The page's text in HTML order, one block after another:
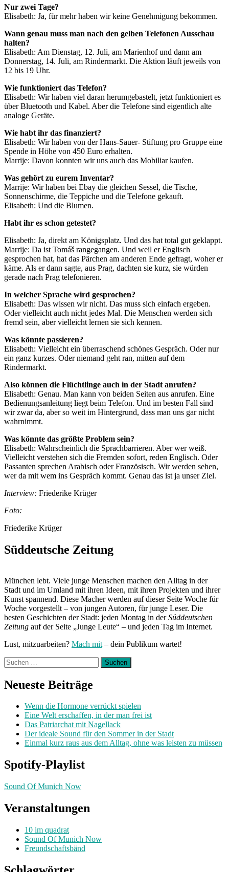
Nur zwei Tage?
Elisabeth: Ja, für mehr haben wir keine Genehmigung bekommen.
Wann genau muss man nach den gelben Telefonen Ausschau
halten?
Elisabeth: Am Dienstag, 12. Juli, am Marienhof und dann am
Donnerstag, 14. Juli, am Rindermarkt. Die Aktion läuft jeweils von
12 bis 19 Uhr.
Wie funktioniert das Telefon?
Elisabeth: Wir haben viel daran herumgebastelt, jetzt funktioniert es
über Bluetooth und Kabel. Aber die Telefone sind eigentlich alte
analoge Geräte.
Wie habt ihr das finanziert?
Elisabeth: Wir haben von der Hans-Sauer- Stiftung pro Gruppe eine
Spende in Höhe von 450 Euro erhalten.
Marrije: Davon konnten wir uns auch das Mobiliar kaufen.
Was gehört zu eurem Inventar?
Marrije: Wir haben bei Ebay die gleichen Sessel, die Tische,
Sonnenschirme, die Teppiche und die Telefone gekauft.
Elisabeth: Und die Blumen.
Habt ihr es schon getestet?
Elisabeth: Ja, direkt am Königsplatz. Und das hat total gut geklappt.
Marrije: Da ist Tomáš rangegangen. Und weil er Englisch
gesprochen hat, hat das Pärchen am anderen Ende gefragt, woher er
käme. Als er dann sagte, aus Prag, dachten sie kurz, sie würden
gerade nach Prag telefonieren.
In welcher Sprache wird gesprochen?
Elisabeth: Das wissen wir nicht. Das muss sich einfach ergeben.
Oder vielleicht auch nicht jedes Mal. Die Menschen werden sich
fremd sein, aber vielleicht lernen sie sich kennen.
Was könnte passieren?
Elisabeth: Vielleicht ein überraschend schönes Gespräch. Oder nur
ein ganz kurzes. Oder niemand geht ran, mitten auf dem
Rindermarkt.
Also können die Flüchtlinge auch in der Stadt anrufen?
Elisabeth: Genau. Man kann von beiden Seiten aus anrufen. Eine
Bedienungsanleitung liegt beim Telefon. Und im besten Fall sind
wir zwar da, aber so weit im Hintergrund, dass man uns gar nicht
wahrnimmt.
Was könnte das größte Problem sein?
Elisabeth: Wahrscheinlich die Sprachbarrieren. Aber wer weiß.
Vielleicht verstehen sich die Fremden sofort, reden Englisch. Oder
Passanten sprechen Arabisch oder Französisch. Wir werden sehen,
wer da mit wem ins Gespräch kommt. Genau das ist ja unser Ziel.
Interview: Friederike Krüger
Foto:
Friederike Krüger
Süddeutsche Zeitung
München lebt. Viele junge Menschen machen den Alltag in der
Stadt und im Umland mit ihren Ideen, mit ihren Projekten und ihrer
Kunst spannend. Diese Macher werden auf dieser Seite Woche für
Woche vorgestellt – von jungen Autoren, für junge Leser. Die
besten Geschichten der Stadt: jeden Montag in derSüddeutschen
Zeitung auf der Seite „Junge Leute“ – und jeden Tag im Internet.
Lust, mitzuarbeiten? Mach mit – dein Publikum wartet!
Suchen
nach:
Neueste Beiträge
Wenn die Hormone verrückt spielen
Eine Welt erschaffen, in der man frei ist
Das Patriarchat mit Nagellack
Der ideale Sound für den Sommer in der Stadt
Einmal kurz raus aus dem Alltag, ohne was leisten zu müssen
Spotify-Playlist
Sound Of Munich Now
Veranstaltungen
10 im quadrat
Sound Of Munich Now
Freundschaftsbänd